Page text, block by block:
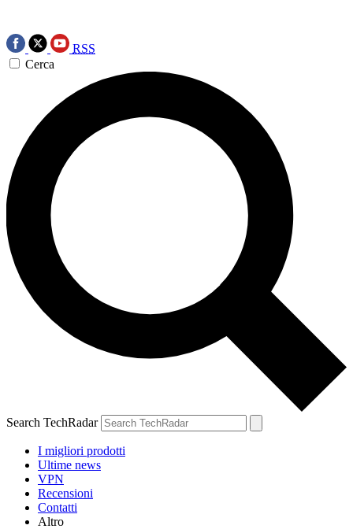
RSS
Cerca
Search TechRadar
I migliori prodotti
Ultime news
VPN
Recensioni
Contatti
Altro